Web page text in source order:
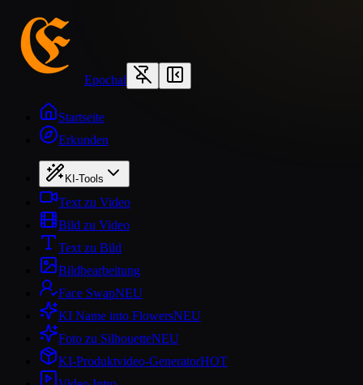
Epochal
Startseite
Erkunden
KI-Tools
Text zu Video
Bild zu Video
Text zu Bild
Bildbearbeitung
Face SwapNEU
KI Name into FlowersNEU
Foto zu SilhouetteNEU
KI-Produktvideo-GeneratorHOT